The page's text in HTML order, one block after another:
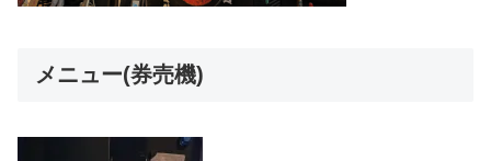
メニュー(券売機)